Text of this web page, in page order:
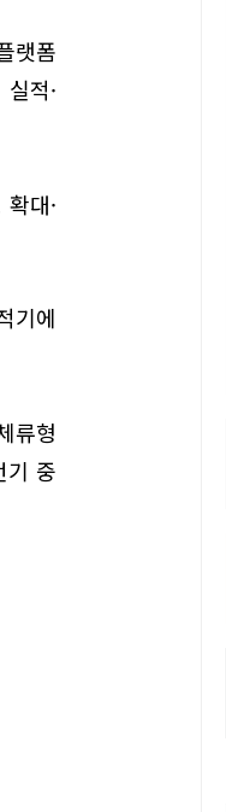
폼
적·
대·
기에
류형
기 중